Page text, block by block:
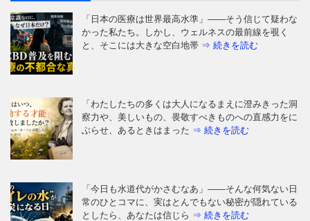
「日本の医療は世界最高水準」——そう信じて疑わな
かった私たち。しかし、ウェルネスの最前線を覗く
と、そこには大きな空白地帯 ⇒ 続きを読む
「わたしたちの多くは大人になるまえに澄みきった洞
察力や、美しいもの、畏敬すべきものへの直感力をに
ぶらせ、あるときはまった ⇒ 続きを読む
「今日も水道代がかさむなあ」——そんな何気ない日
常のひとコマに、実はとんでもない秘密が隠れている
としたら、あなたは信じら ⇒ 続きを読む